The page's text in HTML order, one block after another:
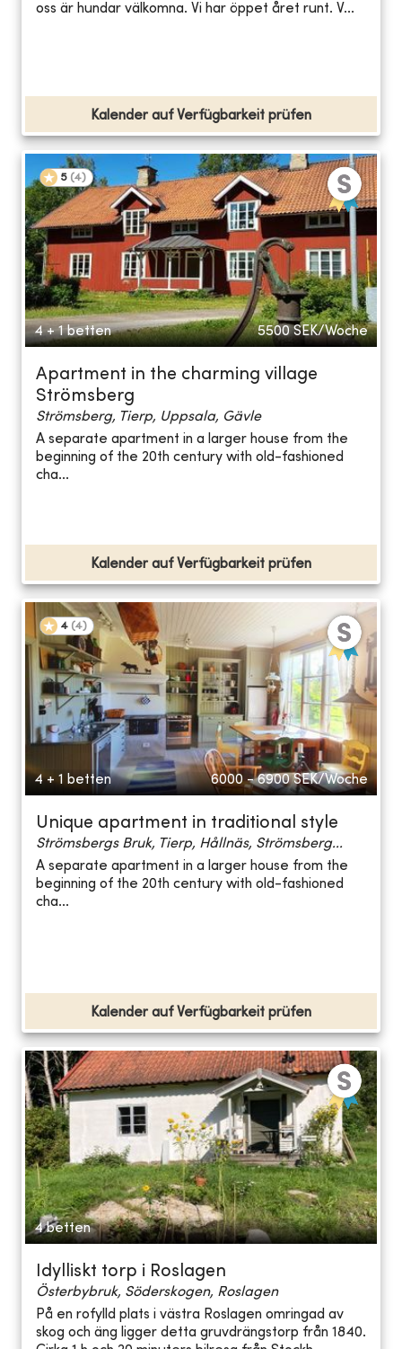
oss är hundar välkomna. Vi har öppet året runt. V...
Kalender auf Verfügbarkeit prüfen
5 (4)
4 + 1 betten 5500 SEK/Woche
Apartment in the charming village
Strömsberg
Strömsberg, Tierp, Uppsala, Gävle
A separate apartment in a larger house from the
beginning of the 20th century with old-fashioned
cha...
Kalender auf Verfügbarkeit prüfen
4 (4)
4 + 1 betten 6000 - 6900 SEK/Woche
Unique apartment in traditional style
Strömsbergs Bruk, Tierp, Hållnäs, Strömsberg...
A separate apartment in a larger house from the
beginning of the 20th century with old-fashioned
cha...
Kalender auf Verfügbarkeit prüfen
4 betten
Idylliskt torp i Roslagen
Österbybruk, Söderskogen, Roslagen
På en rofylld plats i västra Roslagen omringad av
skog och äng ligger detta gruvdrängstorp från 1840.